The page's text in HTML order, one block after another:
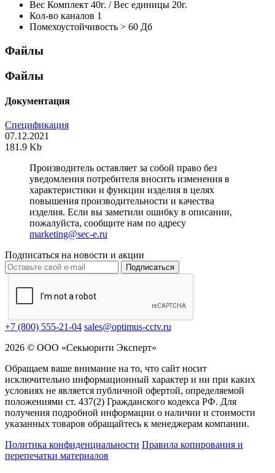
Вес Комплект 40г. / Вес единицы 20г.
Кол-во каналов 1
Помехоустойчивость > 60 Дб
Файлы
Файлы
Документация
Спецификация
07.12.2021
181.9 Kb
Производитель оставляет за собой право без
уведомления потребителя вносить изменения в
характеристики и функции изделия в целях
повышения производительности и качества
изделия. Если вы заметили ошибку в описании,
пожалуйста, сообщите нам по адресу
marketing@sec-e.ru
Подписаться на новости и акции
Подписаться
+7 (800) 555-21-04 sales@optimus-cctv.ru
2026 © ООО «Секьюрити Эксперт»
Обращаем ваше внимание на то, что сайт носит
исключительно информационный характер и ни при каких
условиях не является публичной офертой, определяемой
положениями ст. 437(2) Гражданского кодекса РФ. Для
получения подробной информации о наличии и стоимости
указанных товаров обращайтесь к менеджерам компании.
Политика конфиденциальности Правила копирования и
перепечатки материалов